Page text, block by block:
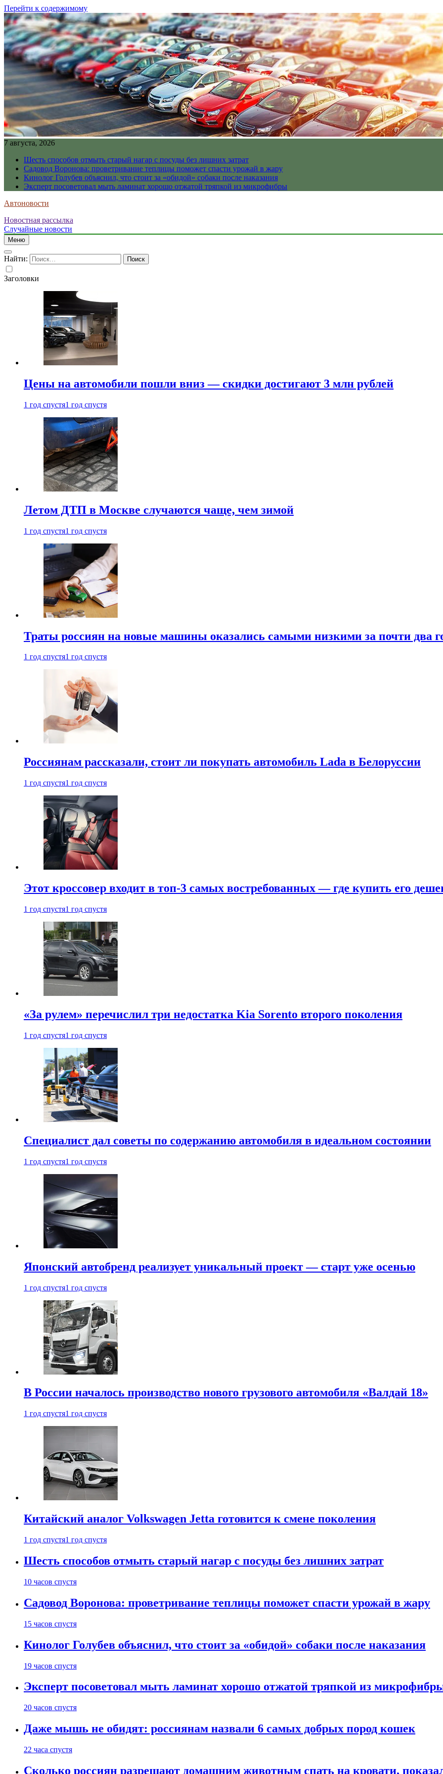
Перейти к содержимому
7 августа, 2026
Шесть способов отмыть старый нагар с посуды без лишних затрат
Садовод Воронова: проветривание теплицы поможет спасти урожай в жару
Кинолог Голубев объяснил, что стоит за «обидой» собаки после наказания
Эксперт посоветовал мыть ламинат хорошо отжатой тряпкой из микрофибры
Автоновости
Новостная рассылка
Случайные новости
Меню
Найти:
Заголовки
Цены на автомобили пошли вниз — скидки достигают 3 млн рублей
1 год спустя1 год спустя
Летом ДТП в Москве случаются чаще, чем зимой
1 год спустя1 год спустя
Траты россиян на новые машины оказались самыми низкими за почти два
1 год спустя1 год спустя
Россиянам рассказали, стоит ли покупать автомобиль Lada в Белоруссии
1 год спустя1 год спустя
Этот кроссовер входит в топ-3 самых востребованных — где купить его
1 год спустя1 год спустя
«За рулем» перечислил три недостатка Kia Sorento второго поколения
1 год спустя1 год спустя
Специалист дал советы по содержанию автомобиля в идеальном состоянии
1 год спустя1 год спустя
Японский автобренд реализует уникальный проект — старт уже осенью
1 год спустя1 год спустя
В России началось производство нового грузового автомобиля «Валдай 18»
1 год спустя1 год спустя
Китайский аналог Volkswagen Jetta готовится к смене поколения
1 год спустя1 год спустя
Шесть способов отмыть старый нагар с посуды без лишних затрат
10 часов спустя
Садовод Воронова: проветривание теплицы поможет спасти урожай в жару
15 часов спустя
Кинолог Голубев объяснил, что стоит за «обидой» собаки после наказания
19 часов спустя
Эксперт посоветовал мыть ламинат хорошо отжатой тряпкой из
20 часов спустя
Даже мышь не обидят: россиянам назвали 6 самых добрых пород кошек
22 часа спустя
Сколько россиян разрешают домашним животным спать на кровати,